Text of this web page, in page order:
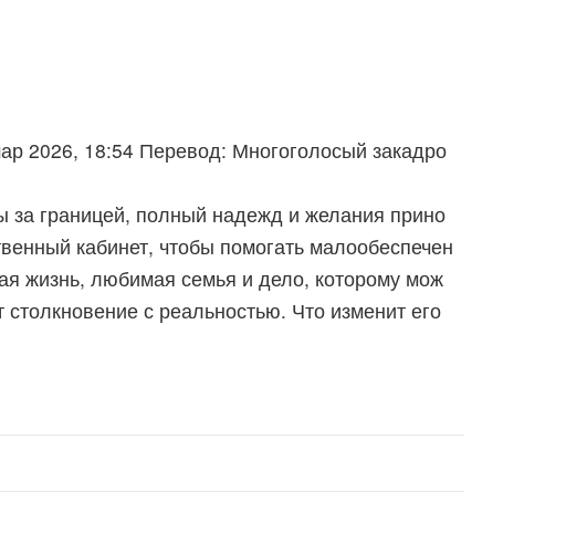
2026, 18:54 Перевод: Многоголосый закадро
за границей, полный надежд и желания прино
кабинет, чтобы помогать малообеспечен
жизнь, любимая семья и дело, которому мож
с реальностью. Что изменит его